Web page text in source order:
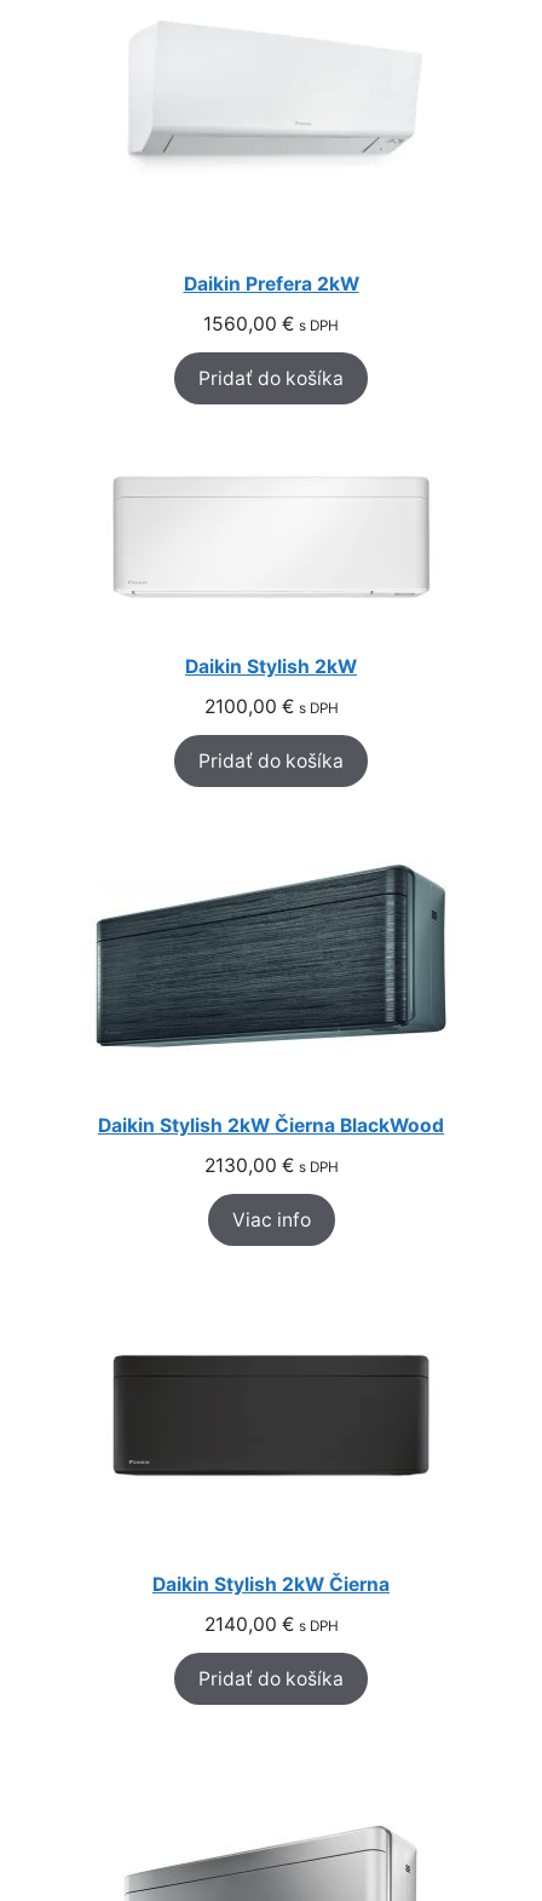
Daikin Prefera 2kW
1560,00 € s DPH
Pridať do košíka
Daikin Stylish 2kW
2100,00 € s DPH
Pridať do košíka
Daikin Stylish 2kW Čierna BlackWood
2130,00 € s DPH
Viac info
Daikin Stylish 2kW Čierna
2140,00 € s DPH
Pridať do košíka